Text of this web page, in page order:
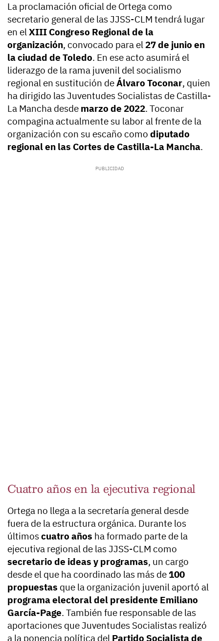
La proclamación oficial de Ortega como
secretario general de las JJSS-CLM tendrá lugar
en elXIII Congreso Regional de la
organización, convocado para el 27 de junio en
la ciudad de Toledo. En ese acto asumirá el
liderazgo de la rama juvenil del socialismo
regional en sustitución deÁlvaro Toconar, quien
ha dirigido las Juventudes Socialistas de Castilla-
La Mancha desde marzo de 2022. Toconar
compagina actualmente su labor al frente de la
organización con su escaño como diputado
regional en las Cortes de Castilla-La Mancha.
Cuatro años en la ejecutiva regional
Ortega no llega a la secretaría general desde
fuera de la estructura orgánica. Durante los
últimoscuatro años ha formado parte de la
ejecutiva regional de las JJSS-CLM como
secretario de ideas y programas, un cargo
desde el que ha coordinado las más de 100
propuestas que la organización juvenil aportó al
programa electoral del presidente Emiliano
García-Page. También fue responsable de las
aportaciones que Juventudes Socialistas realizó
a la ponencia política del Partido Socialista de